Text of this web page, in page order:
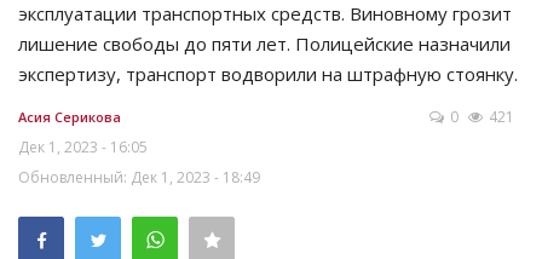
эксплуатации транспортных средств. Виновному грозит
лишение свободы до пяти лет. Полицейские назначили
экспертизу, транспорт водворили на штрафную стоянку.
Асия Серикова
Дек 1, 2023 - 16:05
Обновленный: Дек 1, 2023 - 18:49
0 421